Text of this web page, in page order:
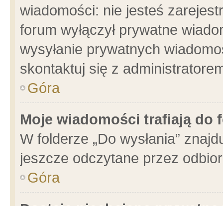
wiadomości: nie jesteś
forum wyłączył prywatne
wysyłanie prywatnych
skontaktuj się z
Góra
Moje wiadomości trafiają do
W folderze „Do wysłania”
jeszcze odczytane przez
Góra